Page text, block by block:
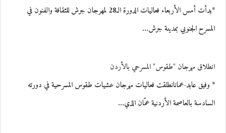
*بدأت أمس الأربعاء فعاليات الدورة الـ28 لمهرجان جرش للثقافة والفنون في
المسرح الجنوبي بمدينة جرش…
انطلاق مهرجان "طقوس" المسرحي بالأردن
* وفيق عابد-عمانانطلقت فعاليات مهرجان عشيات طقوس المسرحية في دورته
السادسة بالعاصمة الأردنية عمّان الذي…